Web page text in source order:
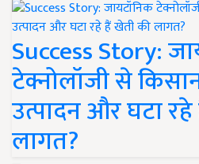
Success Story:
टेक्नोलॉजी से
उत्पादन और घटा
लागत?